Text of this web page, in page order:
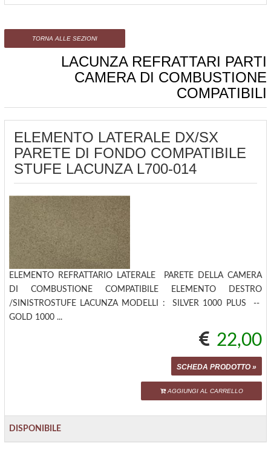
TORNA ALLE SEZIONI
LACUNZA REFRATTARI PARTI
CAMERA DI COMBUSTIONE
COMPATIBILI
ELEMENTO LATERALE DX/SX
PARETE DI FONDO COMPATIBILE
STUFE LACUNZA L700-014
ELEMENTO REFRATTARIO LATERALE PARETE DELLA CAMERA
DI COMBUSTIONE COMPATIBILE ELEMENTO DESTRO
/SINISTROSTUFE LACUNZA MODELLI : SILVER 1000 PLUS --
GOLD 1000 ...
22,00
SCHEDA PRODOTTO »
AGGIUNGI AL CARRELLO
DISPONIBILE